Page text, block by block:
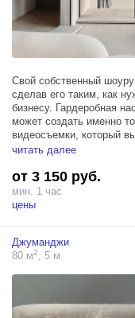
Свой собственный
сделав его таким, как
бизнесу. Гардеробная
может создать именно
видеосъемки, который
и нежными формами
рабочую суматоху в
словно вырезанный из
читать далее
от 3 150 руб.
мин. 1 час
цены
Джуманджи
80 м2 , 5 м